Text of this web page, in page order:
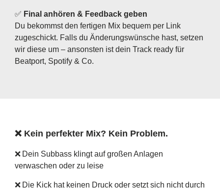
✅ Final anhören & Feedback geben
Du bekommst den fertigen Mix bequem per Link
zugeschickt. Falls du Änderungswünsche hast, setzen
wir diese um – ansonsten ist dein Track ready für
Beatport, Spotify & Co.
❌ Kein perfekter Mix? Kein Problem.
❌ Dein Subbass klingt auf großen Anlagen
verwaschen oder zu leise
❌ Die Kick hat keinen Druck oder setzt sich nicht durch